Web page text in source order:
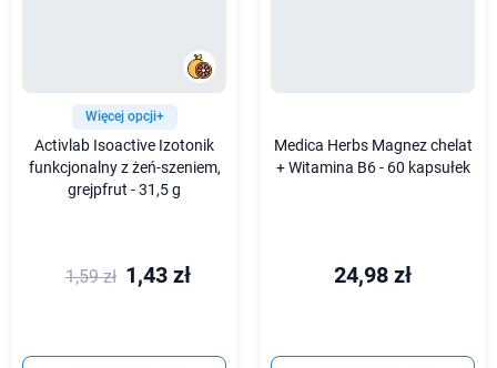
Więcej opcji+
Activlab Isoactive Izotonik
funkcjonalny z żeń-szeniem,
grejpfrut - 31,5 g
1,59 zł 1,43 zł
Medica Herbs Magnez chelat
+ Witamina B6 - 60 kapsułek
24,98 zł